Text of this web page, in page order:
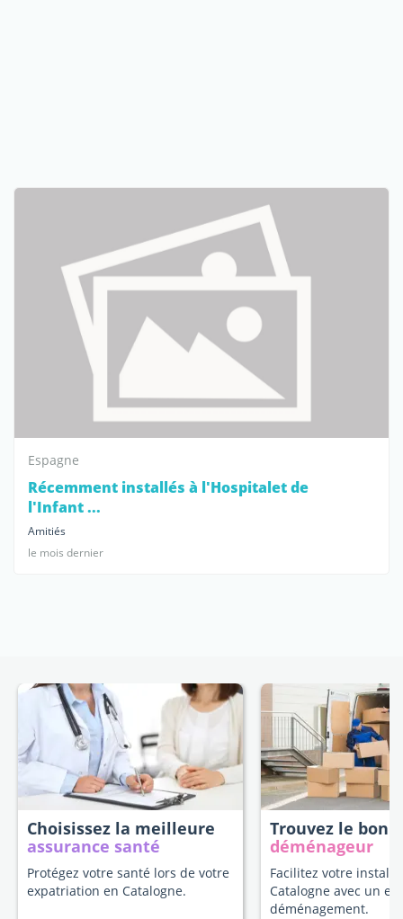
Espagne
Récemment installés à l'Hospitalet de
l'Infant ...
Amitiés
le mois dernier
Choisissez la meilleure
assurance santé
Protégez votre santé lors de votre
expatriation en Catalogne.
Trouvez le bon
déménageur
Facilitez votre
Catalogne avec un
déménagement.